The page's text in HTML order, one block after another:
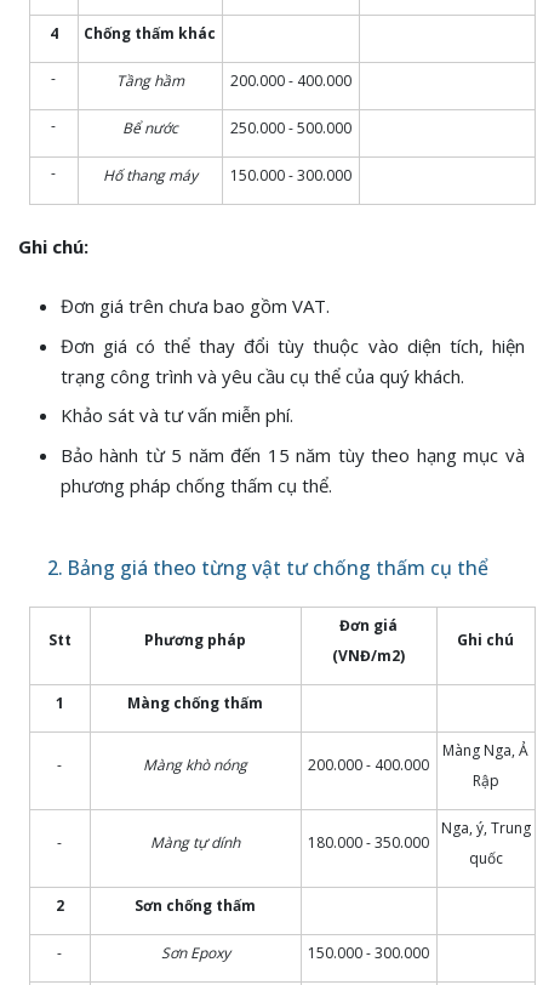
4 Chống thấm khác
- Tầng hầm 200.000 - 400.000
- Bể nước 250.000 - 500.000
- Hố thang máy 150.000 - 300.000
Ghi chú:
Đơn giá trên chưa bao gồm VAT.
Đơn giá có thể thay đổi tùy thuộc vào diện tích, hiện
trạng công trình và yêu cầu cụ thể của quý khách.
Khảo sát và tư vấn miễn phí.
Bảo hành từ 5 năm đến 15 năm tùy theo hạng mục và
phương pháp chống thấm cụ thể.
2. Bảng giá theo từng vật tư chống thấm cụ thể
Stt Phương pháp
Đơn giá
(VNĐ/m2)
Ghi chú
1 Màng chống thấm
- Màng khò nóng 200.000 - 400.000
Màng Nga, Ả
Rập
- Màng tự dính 180.000 - 350.000
Nga, ý, Trung
quốc
2 Sơn chống thấm
- Sơn Epoxy 150.000 - 300.000